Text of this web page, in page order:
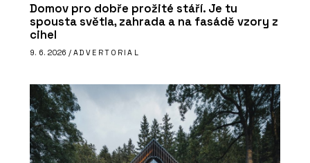
Domov pro dobře prožité stáří. Je tu
spousta světla, zahrada a na fasádě vzory z
cihel
9. 6. 2026 / ADVERTORIAL